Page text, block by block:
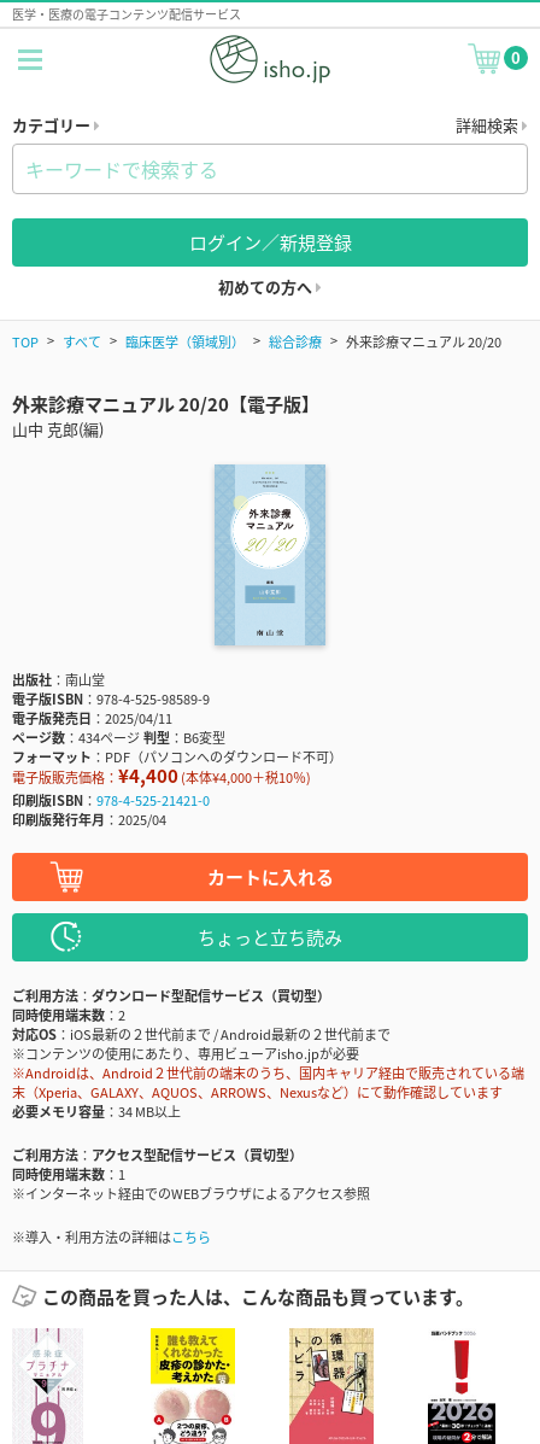
医学・医療の電子コンテンツ配信サービス
0
カテゴリー 詳細検索
ログイン／新規登録
初めての方へ
TOP すべて 臨床医学（領域別） 総合診療 外来診療マニュアル 20/20
外来診療マニュアル 20/20【電子版】
山中 克郎(編)
出版社
南山堂
電子版ISBN
978-4-525-98589-9
電子版発売日
2025/04/11
ページ数
434ページ判型
B6変型
フォーマット
PDF（パソコンへのダウンロード不可）
電子版販売価格： ¥4,400(本体¥4,000＋税10％)
印刷版ISBN
978-4-525-21421-0
印刷版発行年月
2025/04
カートに入れる
ちょっと立ち読み
ご利用方法
ダウンロード型配信サービス（買切型）
同時使用端末数
2
対応OS
iOS最新の２世代前まで / Android最新の２世代前まで
※コンテンツの使用にあたり、専用ビューアisho.jpが必要
※Androidは、Android２世代前の端末のうち、国内キャリア経由で販売されている端
末（Xperia、GALAXY、AQUOS、ARROWS、Nexusなど）にて動作確認しています
必要メモリ容量
34 MB以上
ご利用方法
アクセス型配信サービス（買切型）
同時使用端末数
1
※インターネット経由でのWEBブラウザによるアクセス参照
※導入・利用方法の詳細はこちら
この商品を買った人は、こんな商品も買っています。